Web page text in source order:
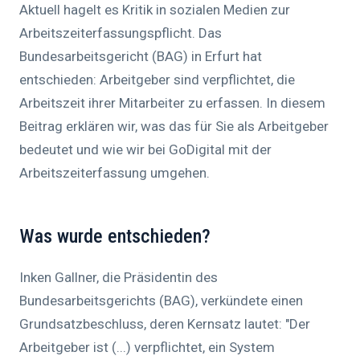
Aktuell hagelt es Kritik in sozialen Medien zur
Arbeitszeiterfassungspflicht. Das
Bundesarbeitsgericht (BAG) in Erfurt hat
entschieden: Arbeitgeber sind verpflichtet, die
Arbeitszeit ihrer Mitarbeiter zu erfassen. In diesem
Beitrag erklären wir, was das für Sie als Arbeitgeber
bedeutet und wie wir bei GoDigital mit der
Arbeitszeiterfassung umgehen.
Was wurde entschieden?
Inken Gallner, die Präsidentin des
Bundesarbeitsgerichts (BAG), verkündete einen
Grundsatzbeschluss, deren Kernsatz lautet: "Der
Arbeitgeber ist (...) verpflichtet, ein System